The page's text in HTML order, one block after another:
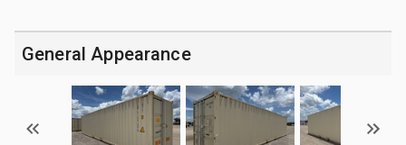
General Appearance